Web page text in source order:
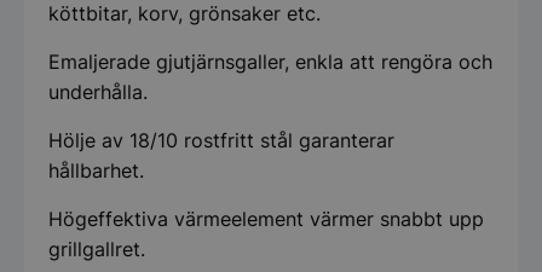
köttbitar, korv, grönsaker etc.
Emaljerade gjutjärnsgaller, enkla att rengöra och
underhålla.
Hölje av 18/10 rostfritt stål garanterar
hållbarhet.
Högeffektiva värmeelement värmer snabbt upp
grillgallret.